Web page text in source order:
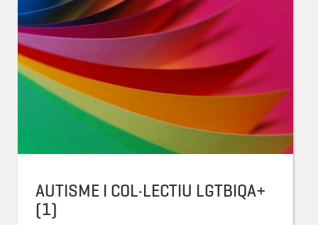
AUTISME I COL·LECTIU LGTBIQA+
(1)